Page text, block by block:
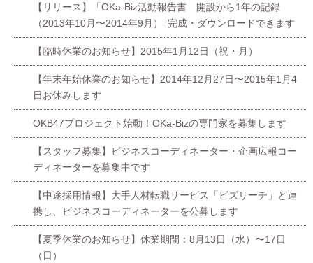
【リリース】「OKa-Biz活動報告書 開設から1年の記録
（2013年10月〜2014年9月）｣完成・ダウンロードできます
【臨時休業のお知らせ】2015年1月12日（祝・月）
【年末年始休業のお知らせ】2014年12月27日〜2015年1月4
日お休みします
OKB47プロジェクト始動！OKa-Bizの専門家を募集します
【スタッフ募集】ビジネスコーディネーター・企画広報コー
ディネーターを募集中です
【中途採用情報】大手人材転職サービス「ビズリーチ」と連
携し、ビジネスコーディネーターを公募します
【夏季休業のお知らせ】休業期間：8月13日（水）〜17日
（日）